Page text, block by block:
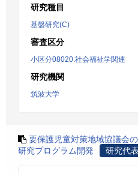
研究種目
基盤研究(C)
審査区分
小区分08020:社会福祉学関連
研究機関
筑波大学
要保護児童対策地域協議会
研究プログラム開発
研究代